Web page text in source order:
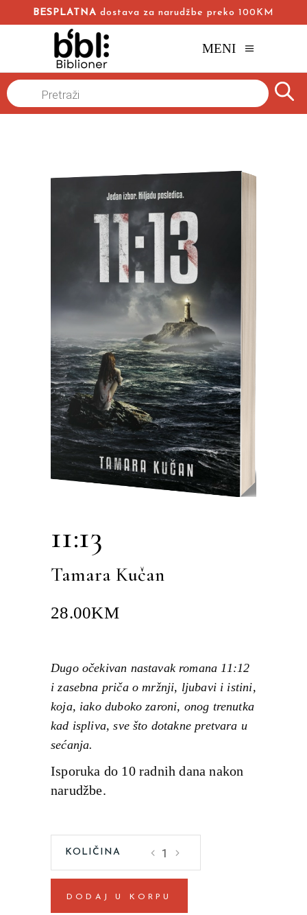
BESPLATNA dostava za narudžbe preko 100KM
MENI
Products
search
11:13
Tamara Kučan
28.00KM
Dugo očekivan nastavak romana 11:12
i zasebna priča o mržnji, ljubavi i istini,
koja, iako duboko zaroni, onog trenutka
kad ispliva, sve što dotakne pretvara u
sećanja.
Isporuka do 10 radnih dana nakon
narudžbe.
Kučan
quantity
DODAJ U KORPU